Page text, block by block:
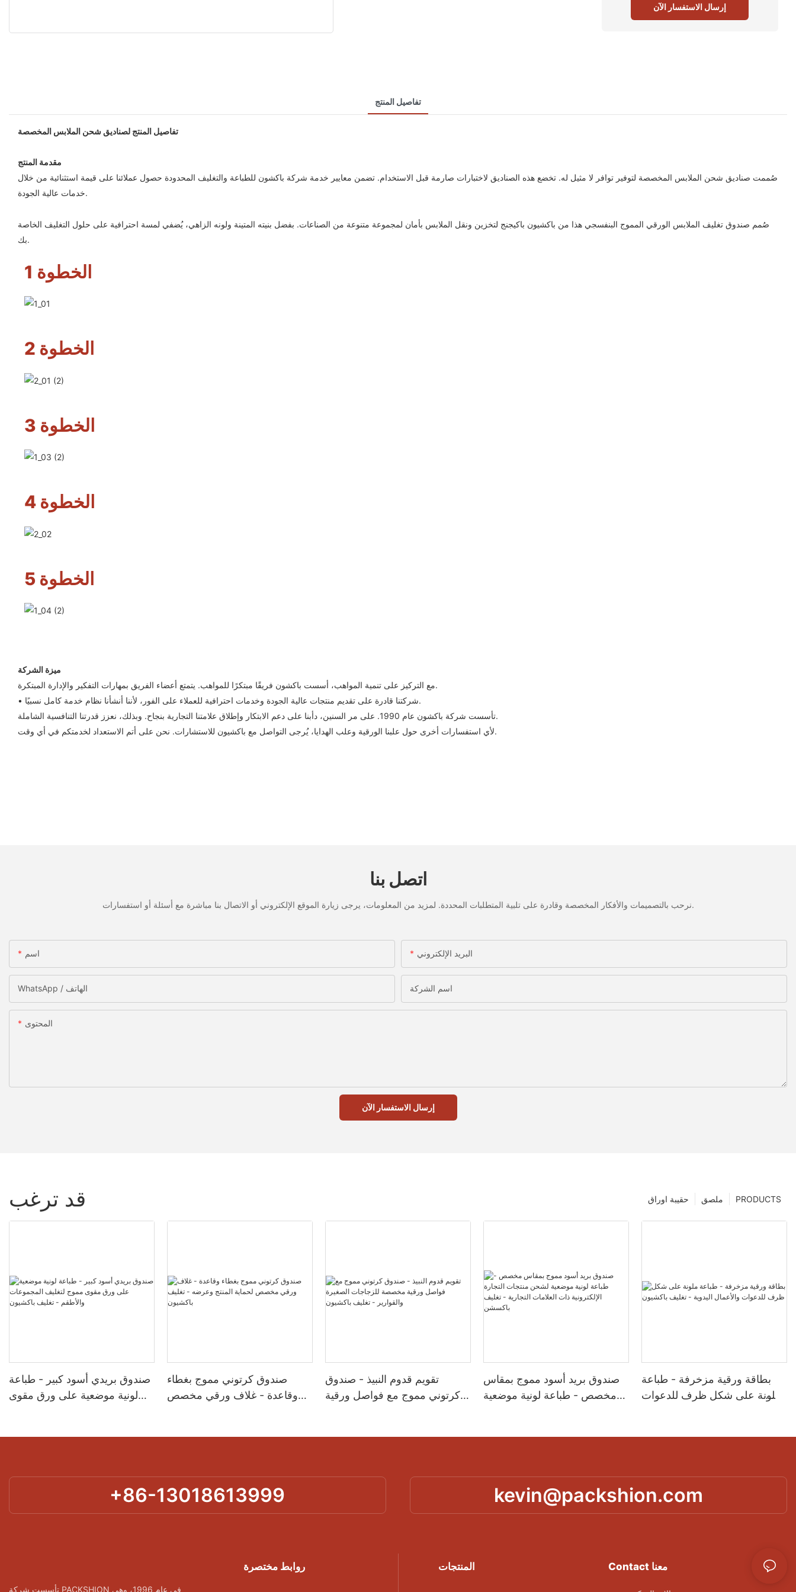
إرسال الاستفسار الآن
تفاصيل المنتج
تفاصيل المنتج لصناديق شحن الملابس المخصصة
مقدمة المنتج
صُممت صناديق شحن الملابس المخصصة لتوفير توافر لا مثيل له. تخضع هذه الصناديق لاختبارات صارمة قبل الاستخدام. تضمن معايير خدمة شركة باكشون للطباعة والتغليف المحدودة حصول عملائنا على قيمة استثنائية من خلال
خدمات عالية الجودة.
صُمم صندوق تغليف الملابس الورقي المموج البنفسجي هذا من باكشيون باكيجنج لتخزين ونقل الملابس بأمان لمجموعة متنوعة من الصناعات. بفضل بنيته المتينة ولونه الزاهي، يُضفي لمسة احترافية على حلول التغليف الخاصة
بك.
الخطوة 1
الخطوة 2
الخطوة 3
الخطوة 4
الخطوة 5
ميزة الشركة
مع التركيز على تنمية المواهب، أسست باكشون فريقًا مبتكرًا للمواهب. يتمتع أعضاء الفريق بمهارات التفكير والإدارة المبتكرة.
• شركتنا قادرة على تقديم منتجات عالية الجودة وخدمات احترافية للعملاء على الفور، لأننا أنشأنا نظام خدمة كامل نسبيًا.
تأسست شركة باكشون عام 1990. على مر السنين، دأبنا على دعم الابتكار وإطلاق علامتنا التجارية بنجاح. وبذلك، نعزز قدرتنا التنافسية الشاملة.
لأي استفسارات أخرى حول علبنا الورقية وعلب الهدايا، يُرجى التواصل مع باكشيون للاستشارات. نحن على أتم الاستعداد لخدمتكم في أي وقت.
اتصل بنا
نرحب بالتصميمات والأفكار المخصصة وقادرة على تلبية المتطلبات المحددة. لمزيد من المعلومات، يرجى زيارة الموقع الإلكتروني أو الاتصال بنا مباشرة مع أسئلة أو استفسارات.
اسم البريد الإلكتروني
WhatsApp / الهاتف اسم الشركة
المحتوى
إرسال الاستفسار الآن
قد ترغب PRODUCTS ملصق حقيبة اوراق
صندوق بريدي أسود كبير - طباعة
لونية موضعية على ورق مقوى
صندوق كرتوني مموج بغطاء
وقاعدة - غلاف ورقي مخصص
تقويم قدوم النبيذ - صندوق
كرتوني مموج مع فواصل ورقية
صندوق بريد أسود مموج بمقاس
مخصص - طباعة لونية موضعية
بطاقة ورقية مزخرفة - طباعة
ملونة على شكل ظرف للدعوات
+86-13018613999 kevin@packshion.com
تأسست شركة PACKSHION في عام 1996، وهي
روابط مختصرة المنتجات Contact معنا